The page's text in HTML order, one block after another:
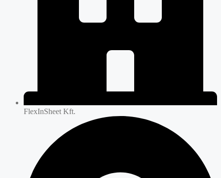
FlexInSheet Kft.